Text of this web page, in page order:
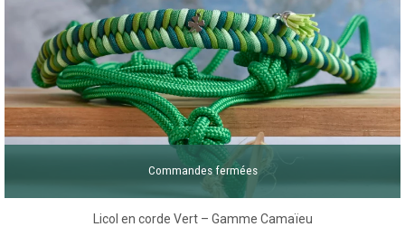
Commandes fermées
Licol en corde Vert – Gamme Camaïeu